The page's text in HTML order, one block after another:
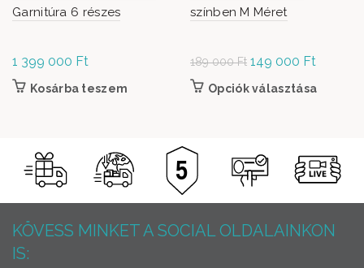
Garnitúra 6 részes
1 399 000 Ft
Kosárba teszem
színben M Méret
189 000Ft Original
price was:
149 000 Ft
Opciók választása
KÖVESS MINKET A SOCIAL OLDALAINKON
IS: